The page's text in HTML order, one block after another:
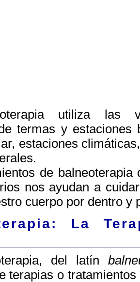
utiliza las
termas y estaciones
estaciones
de balneoterapia
nos ayudan a
cuerpo por dentro y
La
del latín
terapias o